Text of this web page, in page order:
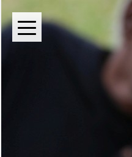
BOUTIQUE TOUR